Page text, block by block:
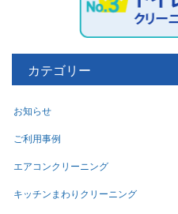
カテゴリー
お知らせ
ご利用事例
エアコンクリーニング
キッチンまわりクリーニング